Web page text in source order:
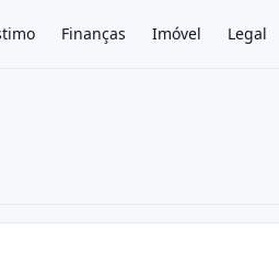
Finanças Imóvel Legal